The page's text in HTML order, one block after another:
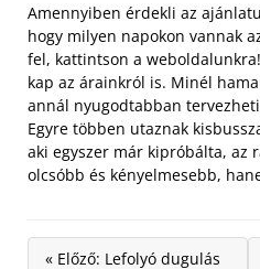
Amennyiben érdekli az
hogy milyen napokon vannak
fel, kattintson a
kap az árainkról is. Minél
annál nyugodtabban
Egyre többen utaznak
aki egyszer már kipróbálta, az
olcsóbb és kényelmesebb,
« Előző: Lefolyó dugulás